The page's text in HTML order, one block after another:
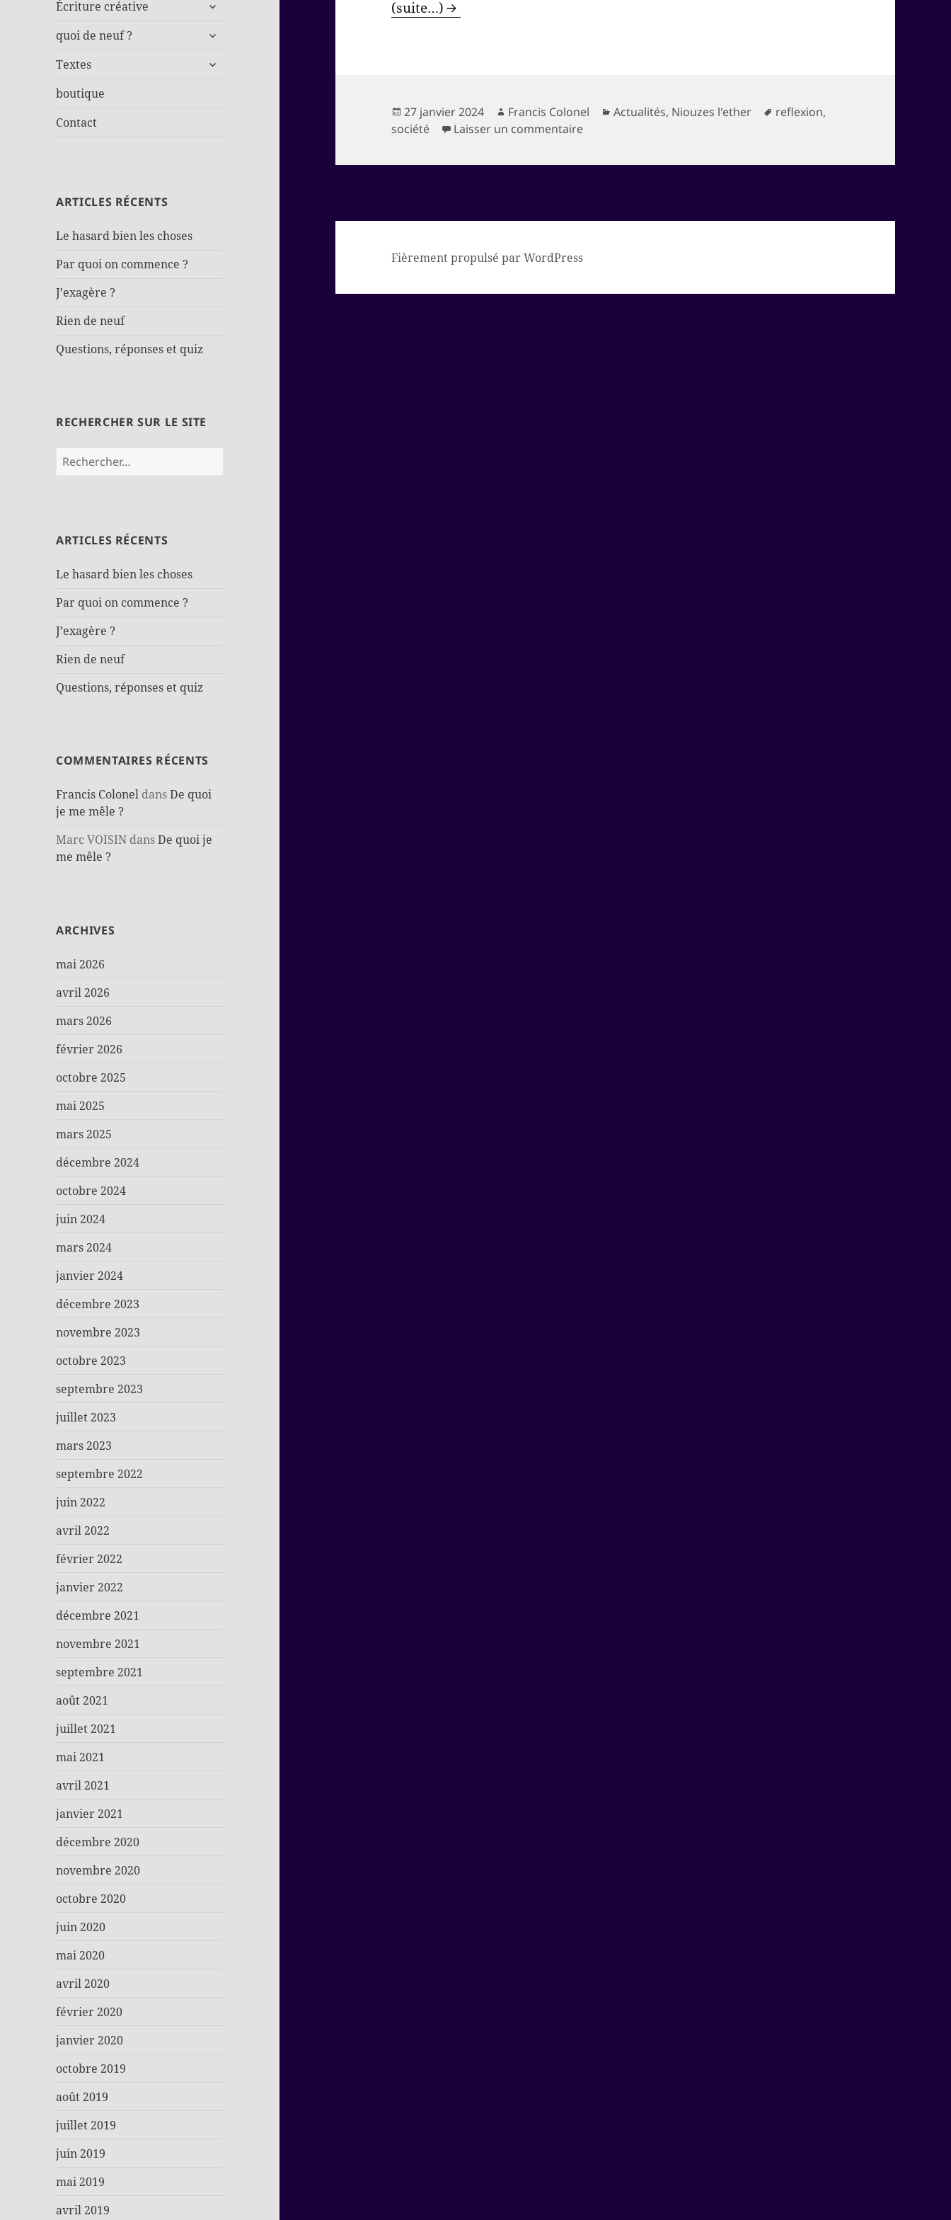
Écriture créative
sous-
quoi de neuf ?
ouvrir
sous-
Textes
ouvrir
boutique
Contact
ARTICLES RÉCENTS
Le hasard bien les choses
Par quoi on commence ?
J’exagère ?
Rien de neuf
Questions, réponses et quiz
RECHERCHER SUR LE SITE
Rechercher :
ARTICLES RÉCENTS
Le hasard bien les choses
Par quoi on commence ?
J’exagère ?
Rien de neuf
Questions, réponses et quiz
COMMENTAIRES RÉCENTS
Francis Colonel dansDe quoi
je me mêle ?
Marc VOISIN dansDe quoi je
me mêle ?
ARCHIVES
mai 2026
avril 2026
mars 2026
février 2026
octobre 2025
mai 2025
mars 2025
décembre 2024
octobre 2024
juin 2024
mars 2024
janvier 2024
décembre 2023
novembre 2023
octobre 2023
septembre 2023
juillet 2023
mars 2023
septembre 2022
juin 2022
avril 2022
février 2022
janvier 2022
décembre 2021
novembre 2021
septembre 2021
août 2021
juillet 2021
mai 2021
avril 2021
janvier 2021
décembre 2020
novembre 2020
octobre 2020
juin 2020
mai 2020
avril 2020
février 2020
janvier 2020
octobre 2019
août 2019
juillet 2019
juin 2019
mai 2019
avril 2019
(suite…)
Publié
le
27 janvier 2024 Auteur
Francis Colonel Catégories
Actualités, Niouzes l'ether
Mots-
reflexion,
société
Laisser un commentairesur Faites vos jeux !
Fièrement propulsé par WordPress